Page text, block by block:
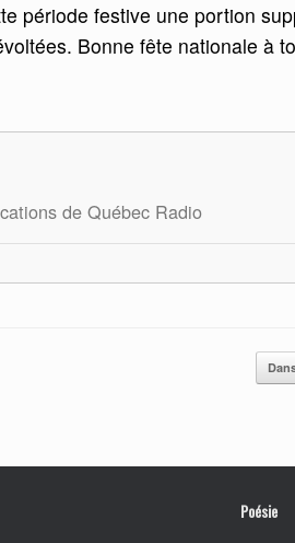
période festive une portion
Bonne fête nationale à
de Québec Radio
Poésie